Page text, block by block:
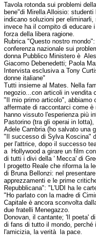
Tavola rotonda sui problemi
bene"di Mirella Alloisio:
indicano soluzioni per
invece ha il compito di educare
forza della libera ragione.
Rubrica "Questo nostro
conferenza nazionale sui
donna Pubblico Ministero è
Giacomo Debenedetti; Paola
Intervista esclusiva a Tony
donne italiane"
Tutti insieme al Mates. Nella
negozio...con articoli in vendita
"Il mio primo articolo", abbiamo
affermate di raccontarci come
hanno vissuto l'esperienza più
Pastorino (tra gli operai in lotta),
Adele Cambria (ho salvato una
"Il successo di Sylva Koscina"
per l'attrice, dopo il successo
a Hollywood a girare un film
di tutti i divi della ' Mecca' di
l progetto Reale che riforma la
di Bruna Bellonzi: nel
apprezzamenti e le prime
Repubblicana": "L'UDI ha le
"Ho parlato con la madre di
Capitale è ancora sconvolta
due fratelli Menegazzo.
Donovan, il cantante; 'Il poeta'
di fans di tutto il mondo, perché
l'amicizia, la verità la pace.